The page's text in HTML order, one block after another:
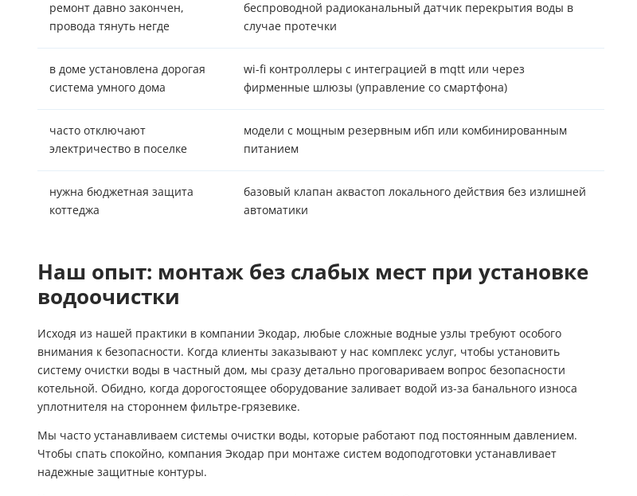
ремонт давно закончен,
провода тянуть негде
беспроводной радиоканальный датчик перекрытия воды в
случае протечки
в доме установлена дорогая
система умного дома
wi-fi контроллеры с интеграцией в mqtt или через
фирменные шлюзы (управление со смартфона)
часто отключают
электричество в поселке
модели с мощным резервным ибп или комбинированным
питанием
нужна бюджетная защита
коттеджа
базовый клапан аквастоп локального действия без излишней
автоматики
Наш опыт: монтаж без слабых мест при установке
водоочистки
Исходя из нашей практики в компании Экодар, любые сложные водные узлы требуют особого
внимания к безопасности. Когда клиенты заказывают у нас комплекс услуг, чтобы установить
систему очистки воды в частный дом, мы сразу детально проговариваем вопрос безопасности
котельной. Обидно, когда дорогостоящее оборудование заливает водой из-за банального износа
уплотнителя на стороннем фильтре-грязевике.
Мы часто устанавливаем системы очистки воды, которые работают под постоянным давлением.
Чтобы спать спокойно, компания Экодар при монтаже систем водоподготовки устанавливает
надежные защитные контуры.